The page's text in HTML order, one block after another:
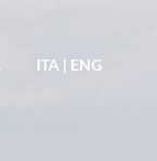
ITA | ENG